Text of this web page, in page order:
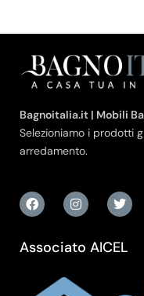
Bagnoitalia.it | Mobili
Selezioniamo i prodotti
arredamento.
Associato AICEL